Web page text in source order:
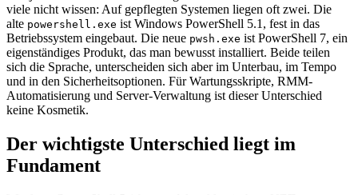
viele nicht wissen: Auf gepflegten Systemen liegen oft zwei. Die
alte powershell.exe ist Windows PowerShell 5.1, fest in das
Betriebssystem eingebaut. Die neue pwsh.exe ist PowerShell 7, ein
eigenständiges Produkt, das man bewusst installiert. Beide teilen
sich die Sprache, unterscheiden sich aber im Unterbau, im Tempo
und in den Sicherheitsoptionen. Für Wartungsskripte, RMM-
Automatisierung und Server-Verwaltung ist dieser Unterschied
keine Kosmetik.
Der wichtigste Unterschied liegt im
Fundament